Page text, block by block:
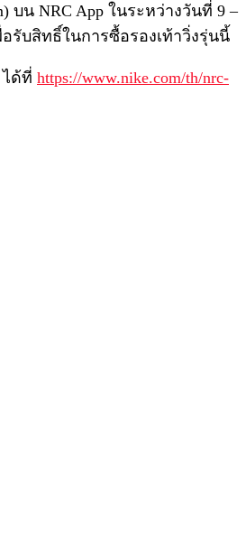
บน NRC App ในระหว่างวันที่ 9 –
อรับสิทธิ์ในการซื้อรองเท้าวิ่งรุ่นนี้
ด้ที่ https://www.nike.com/th/nrc-